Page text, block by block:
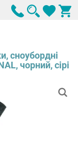
сноубордні
чорний, сірі